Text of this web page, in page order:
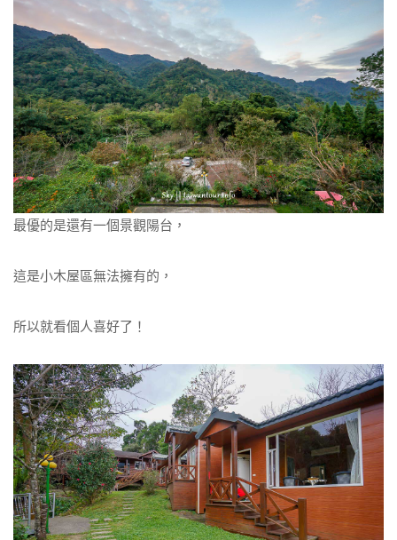
最優的是還有一個景觀陽台，
這是小木屋區無法擁有的，
所以就看個人喜好了！